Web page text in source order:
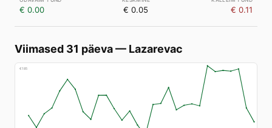
€ 0.00 € 0.05 € 0.11
Viimased 31 päeva— Lazarevac
€185